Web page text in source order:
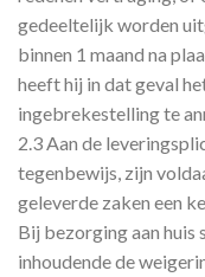
gedeeltelijk worden
binnen 1 maand na
heeft hij in dat geval
ingebrekestelling te
2.3 Aan de
tegenbewijs, zijn
geleverde zaken een
Bij bezorging aan huis
inhoudende de